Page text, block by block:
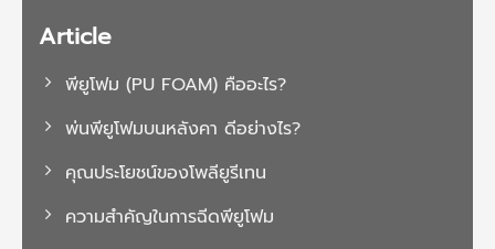
Article
พียูโฟม (PU FOAM) คืออะไร?
พ่นพียูโฟมบนหลังคา ดีอย่างไร?
คุณประโยชน์ของโพลียูรีเทน
ความสำคัญในการฉีดพียูโฟม